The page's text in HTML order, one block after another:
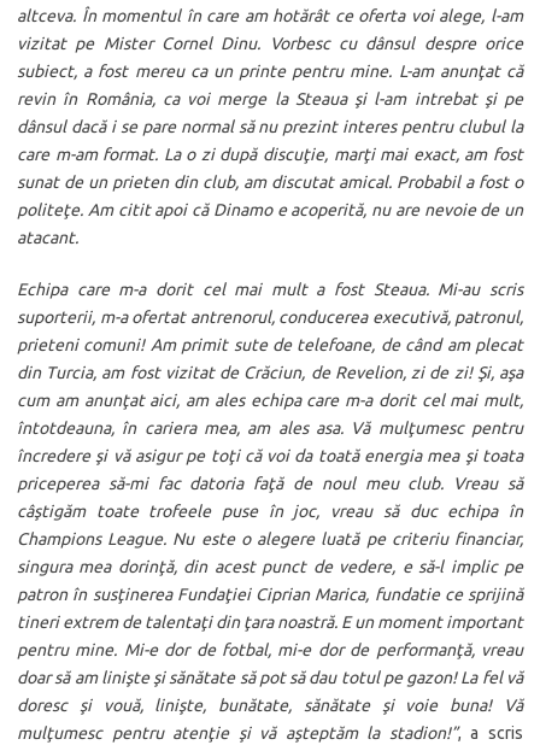
altceva. În momentul în care am hotărât ce oferta voi alege, l-am
vizitat pe Mister Cornel Dinu. Vorbesc cu dânsul despre orice
subiect, a fost mereu ca un printe pentru mine. L-am anunţat că
revin în România, ca voi merge la Steaua şi l-am intrebat şi pe
dânsul dacă i se pare normal să nu prezint interes pentru clubul la
care m-am format. La o zi după discuţie, marţi mai exact, am fost
sunat de un prieten din club, am discutat amical. Probabil a fost o
politeţe. Am citit apoi că Dinamo e acoperită, nu are nevoie de un
atacant.
Echipa care m-a dorit cel mai mult a fost Steaua. Mi-au scris
suporterii, m-a ofertat antrenorul, conducerea executivă, patronul,
prieteni comuni! Am primit sute de telefoane, de când am plecat
din Turcia, am fost vizitat de Crăciun, de Revelion, zi de zi! Şi, aşa
cum am anunţat aici, am ales echipa care m-a dorit cel mai mult,
întotdeauna, în cariera mea, am ales asa. Vă mulţumesc pentru
încredere şi vă asigur pe toţi că voi da toată energia mea şi toata
priceperea să-mi fac datoria faţă de noul meu club. Vreau să
câştigăm toate trofeele puse în joc, vreau să duc echipa în
Champions League. Nu este o alegere luată pe criteriu financiar,
singura mea dorinţă, din acest punct de vedere, e să-l implic pe
patron în susţinerea Fundaţiei Ciprian Marica, fundatie ce sprijină
tineri extrem de talentaţi din ţara noastră. E un moment important
pentru mine. Mi-e dor de fotbal, mi-e dor de performanţă, vreau
doar să am linişte şi sănătate să pot să dau totul pe gazon! La fel vă
doresc şi vouă, linişte, bunătate, sănătate şi voie buna! Vă
mulţumesc pentru atenţie şi vă aşteptăm la stadion!”, a scris